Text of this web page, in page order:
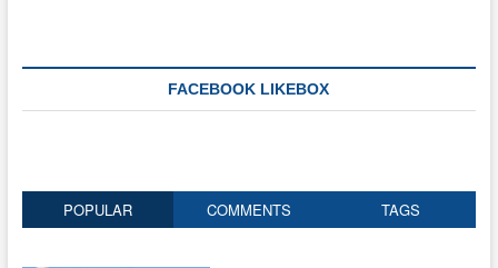
FACEBOOK LIKEBOX
POPULAR COMMENTS TAGS